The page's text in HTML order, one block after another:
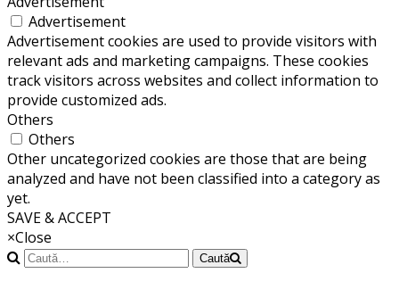
Advertisement
Advertisement cookies are used to provide visitors with
relevant ads and marketing campaigns. These cookies
track visitors across websites and collect information to
provide customized ads.
Others
Others
Other uncategorized cookies are those that are being
analyzed and have not been classified into a category as
yet.
SAVE & ACCEPT
×Close
Caută